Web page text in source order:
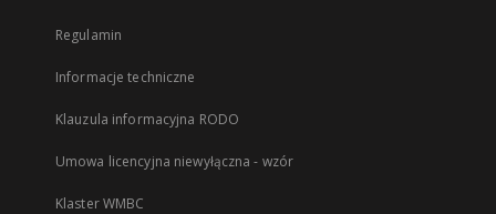
Regulamin
Informacje techniczne
Klauzula informacyjna RODO
Umowa licencyjna niewyłączna - wzór
Klaster WMBC